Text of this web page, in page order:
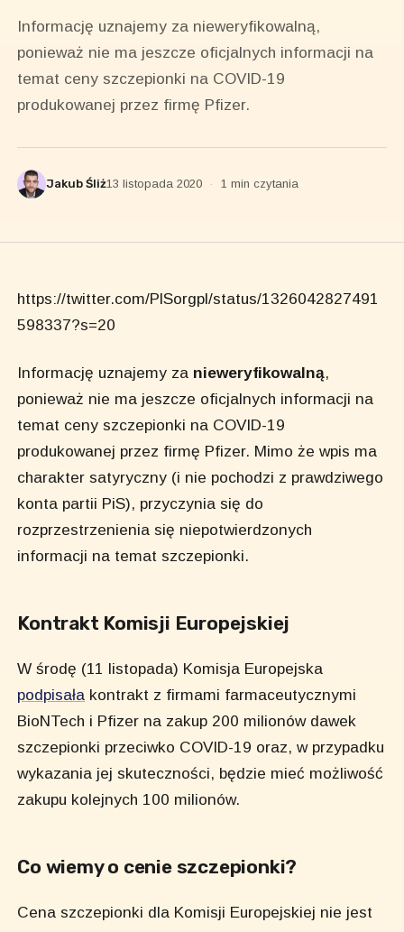
Informację uznajemy za nieweryfikowalną,
ponieważ nie ma jeszcze oficjalnych informacji na
temat ceny szczepionki na COVID-19
produkowanej przez firmę Pfizer.
Jakub Śliż13 listopada 2020 · 1 min czytania
https://twitter.com/PlSorgpl/status/1326042827491
598337?s=20
Informację uznajemy za nieweryfikowalną,
ponieważ nie ma jeszcze oficjalnych informacji na
temat ceny szczepionki na COVID-19
produkowanej przez firmę Pfizer. Mimo że wpis ma
charakter satyryczny (i nie pochodzi z prawdziwego
konta partii PiS), przyczynia się do
rozprzestrzenienia się niepotwierdzonych
informacji na temat szczepionki.
Kontrakt Komisji Europejskiej
W środę (11 listopada) Komisja Europejska
podpisała kontrakt z firmami farmaceutycznymi
BioNTech i Pfizer na zakup 200 milionów dawek
szczepionki przeciwko COVID-19 oraz, w przypadku
wykazania jej skuteczności, będzie mieć możliwość
zakupu kolejnych 100 milionów.
Co wiemy o cenie szczepionki?
Cena szczepionki dla Komisji Europejskiej nie jest